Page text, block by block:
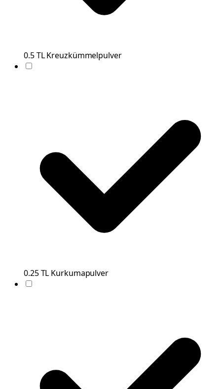
0.5TL Kreuzkümmelpulver
0.25TL Kurkumapulver